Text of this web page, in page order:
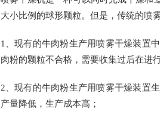
大小比例的球形颗粒。但是，传统的喷
1、现有的牛肉粉生产用喷雾干燥装置
肉粉的颗粒不合格，需要收集过后在进
2、现有的牛肉粉生产用喷雾干燥装置
产量降低，生产成本高；